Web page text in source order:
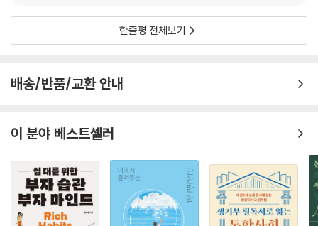
한줄평 전체보기
배송/반품/교환 안내
이 분야 베스트셀러